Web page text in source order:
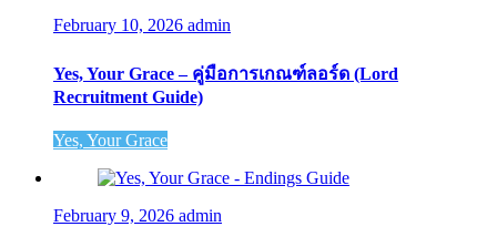
February 10, 2026 admin
Yes, Your Grace – คู่มือการเกณฑ์ลอร์ด (Lord
Recruitment Guide)
Yes, Your Grace
February 9, 2026 admin